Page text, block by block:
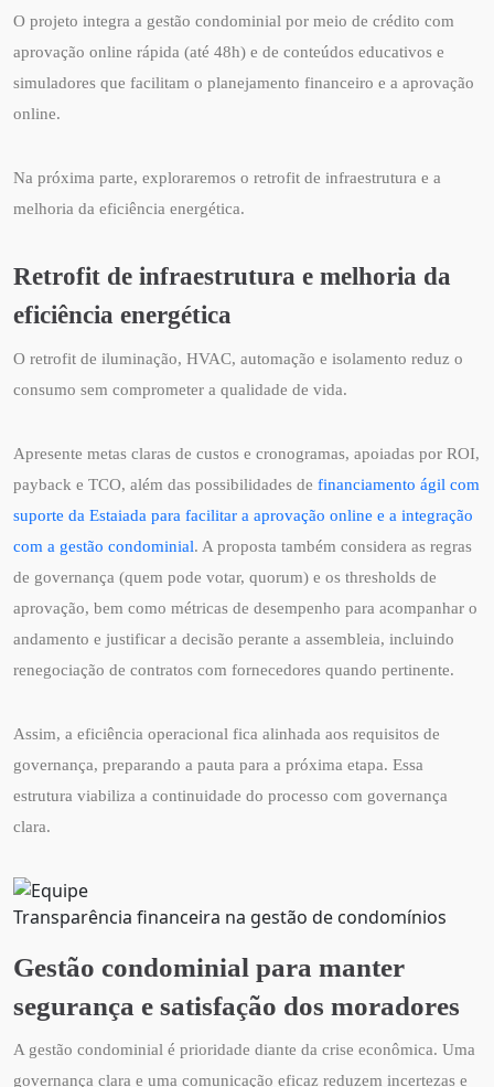
O projeto integra a gestão condominial por meio de crédito com
aprovação online rápida (até 48h) e de conteúdos educativos e
simuladores que facilitam o planejamento financeiro e a aprovação
online.
Na próxima parte, exploraremos o retrofit de infraestrutura e a
melhoria da eficiência energética.
Retrofit de infraestrutura e melhoria da
eficiência energética
O retrofit de iluminação, HVAC, automação e isolamento reduz o
consumo sem comprometer a qualidade de vida.
Apresente metas claras de custos e cronogramas, apoiadas por ROI,
payback e TCO, além das possibilidades de financiamento ágil com
suporte da Estaiada para facilitar a aprovação online e a integração
com a gestão condominial. A proposta também considera as regras
de governança (quem pode votar, quorum) e os thresholds de
aprovação, bem como métricas de desempenho para acompanhar o
andamento e justificar a decisão perante a assembleia, incluindo
renegociação de contratos com fornecedores quando pertinente.
Assim, a eficiência operacional fica alinhada aos requisitos de
governança, preparando a pauta para a próxima etapa. Essa
estrutura viabiliza a continuidade do processo com governança
clara.
Transparência financeira na gestão de condomínios
Gestão condominial para manter
segurança e satisfação dos moradores
A gestão condominial é prioridade diante da crise econômica. Uma
governança clara e uma comunicação eficaz reduzem incertezas e